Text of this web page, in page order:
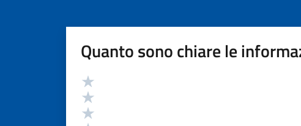
Quanto sono chiare le
Valutazione